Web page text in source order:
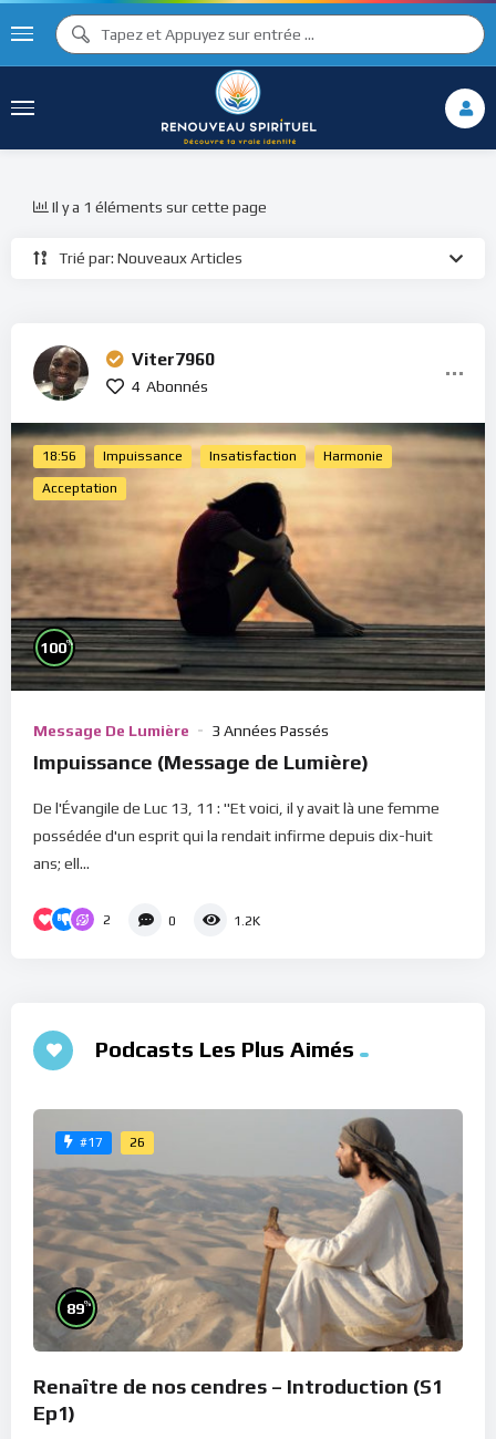
Trié par: Nouveaux Articles
Il y a 1 éléments sur cette page
Viter7960
4 Abonnés
18:56 Impuissance Insatisfaction Harmonie
Acceptation
100%
Message De Lumière 3 Années Passés
Impuissance (Message de Lumière)
De l'Évangile de Luc 13, 11 : "Et voici, il y avait là une femme
possédée d'un esprit qui la rendait infirme depuis dix-huit
ans; ell...
2 0 1.2K
Podcasts Les Plus Aimés
#17 26
89%
Renaître de nos cendres – Introduction (S1
Ep1)